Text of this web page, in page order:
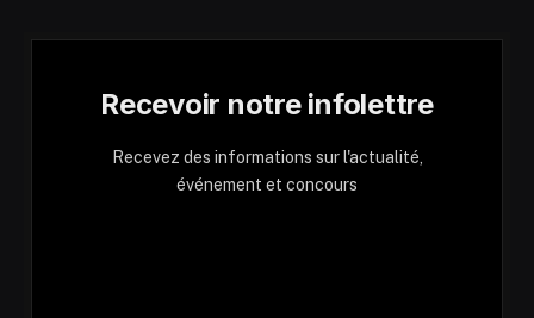
Recevoir notre infolettre
Recevez des informations sur l'actualité,
événement et concours